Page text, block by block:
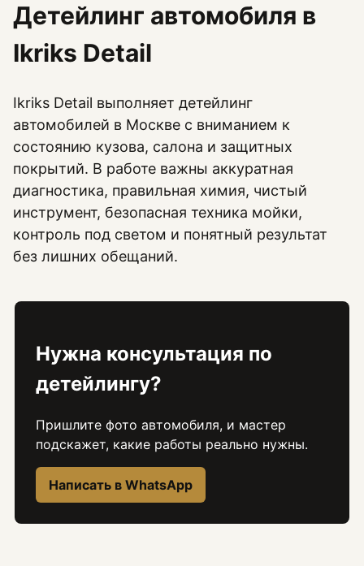
Детейлинг автомобиля в
Ikriks Detail
Ikriks Detail выполняет детейлинг
автомобилей в Москве с вниманием к
состоянию кузова, салона и защитных
покрытий. В работе важны аккуратная
диагностика, правильная химия, чистый
инструмент, безопасная техника мойки,
контроль под светом и понятный результат
без лишних обещаний.
Нужна консультация по
детейлингу?
Пришлите фото автомобиля, и мастер
подскажет, какие работы реально нужны.
Написать в WhatsApp